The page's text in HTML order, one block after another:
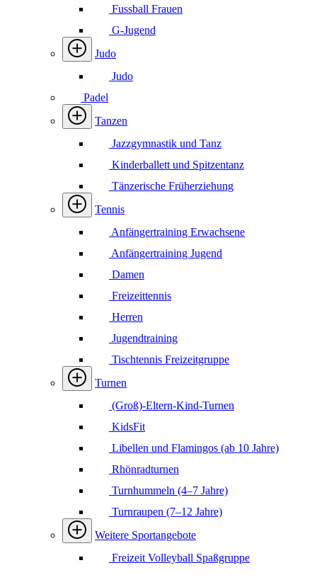
Fussball Frauen
G-Jugend
Judo
Judo
Padel
Tanzen
Jazzgymnastik und Tanz
Kinderballett und Spitzentanz
Tänzerische Früherziehung
Tennis
Anfängertraining Erwachsene
Anfängertraining Jugend
Damen
Freizeittennis
Herren
Jugendtraining
Tischtennis Freizeitgruppe
Turnen
(Groß)-Eltern-Kind-Turnen
KidsFit
Libellen und Flamingos (ab 10 Jahre)
Rhönradturnen
Turnhummeln (4–7 Jahre)
Turnraupen (7–12 Jahre)
Weitere Sportangebote
Freizeit Volleyball Spaßgruppe